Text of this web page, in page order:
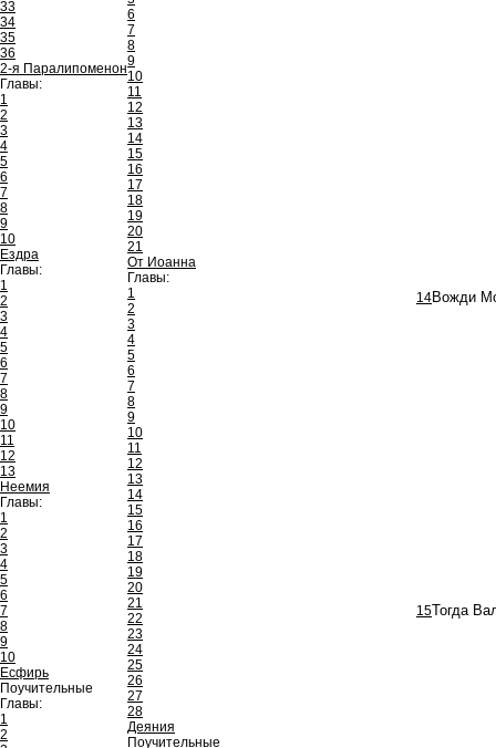
33
34
35
36
2-я Паралипоменон
Главы:
1
2
3
4
5
6
7
8
9
10
Ездра
Главы:
1
2
3
4
5
6
7
8
9
10
11
12
13
Неемия
Главы:
1
2
3
4
5
6
7
8
9
10
Есфирь
Поучительные
Главы:
1
2
6
7
8
9
10
11
12
13
14
15
16
17
18
19
20
21
От Иоанна
Главы:
1
2
3
4
5
6
7
8
9
10
11
12
13
14
15
16
17
18
19
20
21
22
23
24
25
26
27
28
Деяния
Поучительные
14Вожди
15 Тогда